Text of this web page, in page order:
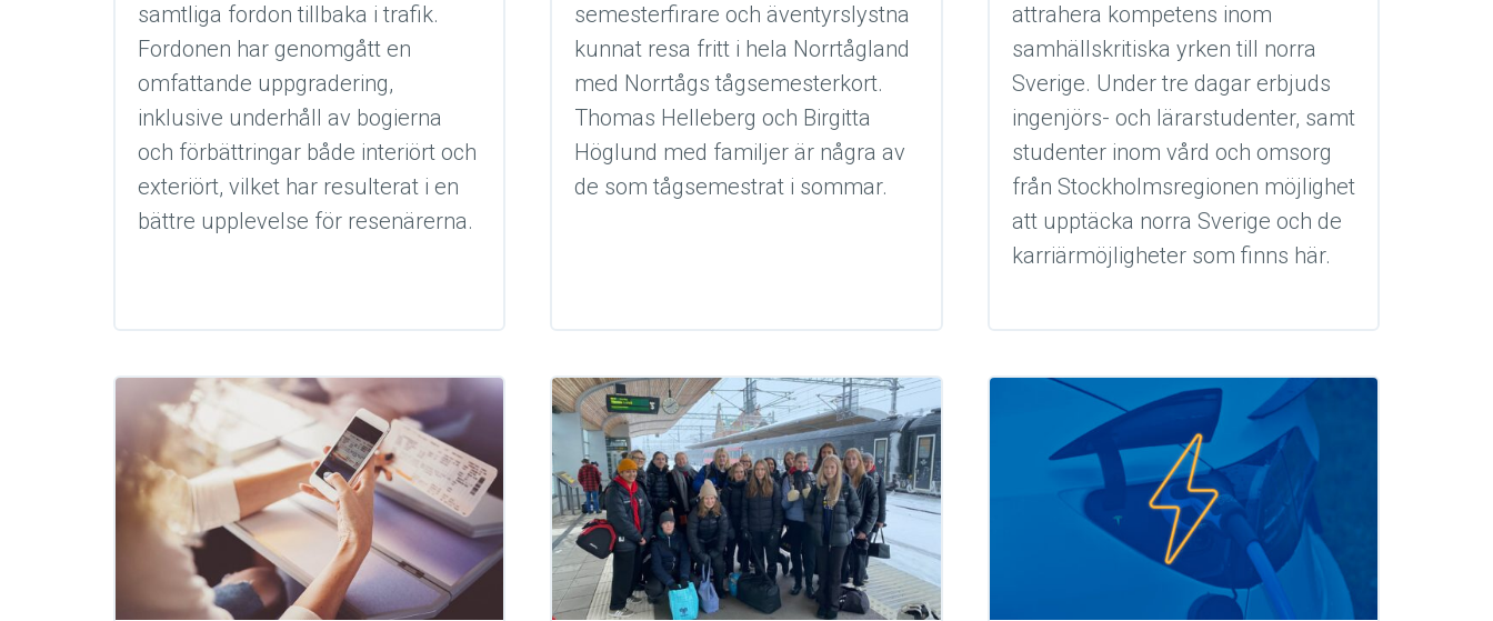
samtliga fordon tillbaka i trafik.
Fordonen har genomgått en
omfattande uppgradering,
inklusive underhåll av bogierna
och förbättringar både interiört och
exteriört, vilket har resulterat i en
bättre upplevelse för resenärerna.
semesterfirare och äventyrslystna
kunnat resa fritt i hela Norrtågland
med Norrtågs tågsemesterkort.
Thomas Helleberg och Birgitta
Höglund med familjer är några av
de som tågsemestrat i sommar.
attrahera kompetens inom
samhällskritiska yrken till norra
Sverige. Under tre dagar erbjuds
ingenjörs- och lärarstudenter, samt
studenter inom vård och omsorg
från Stockholmsregionen möjlighet
att upptäcka norra Sverige och de
karriärmöjligheter som finns här.